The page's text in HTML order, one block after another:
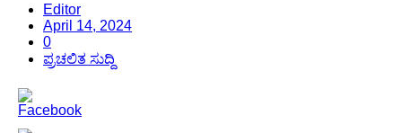
Editor
April 14, 2024
0
ಪ್ರಚಲಿತ ಸುದ್ದಿ